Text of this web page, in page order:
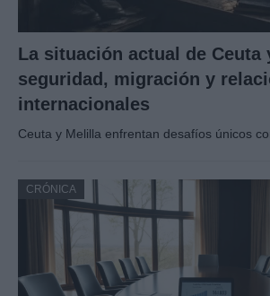
La situación actual de Ceuta
seguridad, migración y
internacionales
Ceuta y Melilla enfrentan desafíos únicos
CRÓNICA